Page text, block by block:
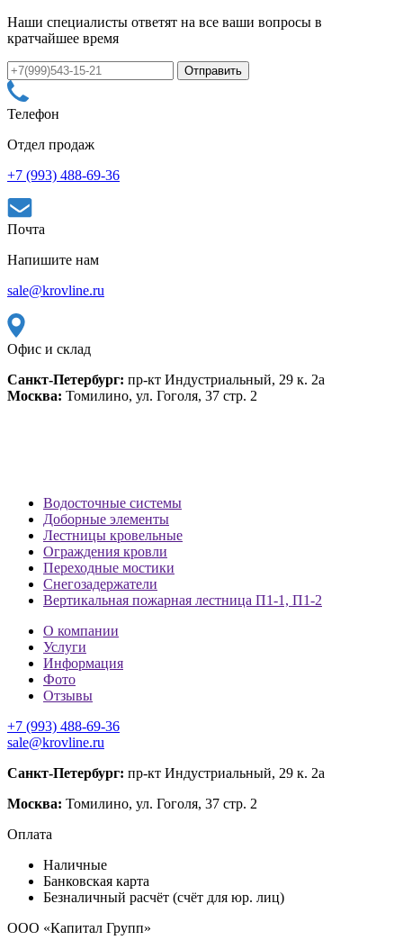
Наши специалисты ответят на все ваши вопросы в
кратчайшее время
Телефон
Отдел продаж
+7 (993) 488-69-36
Почта
Напишите нам
sale@krovline.ru
Офис и склад
Санкт-Петербург: пр-кт Индустриальный, 29 к. 2а
Москва: Томилино, ул. Гоголя, 37 стр. 2
Водосточные системы
Доборные элементы
Лестницы кровельные
Ограждения кровли
Переходные мостики
Снегозадержатели
Вертикальная пожарная лестница П1-1, П1-2
О компании
Услуги
Информация
Фото
Отзывы
+7 (993) 488-69-36
sale@krovline.ru
Санкт-Петербург: пр-кт Индустриальный, 29 к. 2а
Москва: Томилино, ул. Гоголя, 37 стр. 2
Оплата
Наличные
Банковская карта
Безналичный расчёт (счёт для юр. лиц)
ООО «Капитал Групп»